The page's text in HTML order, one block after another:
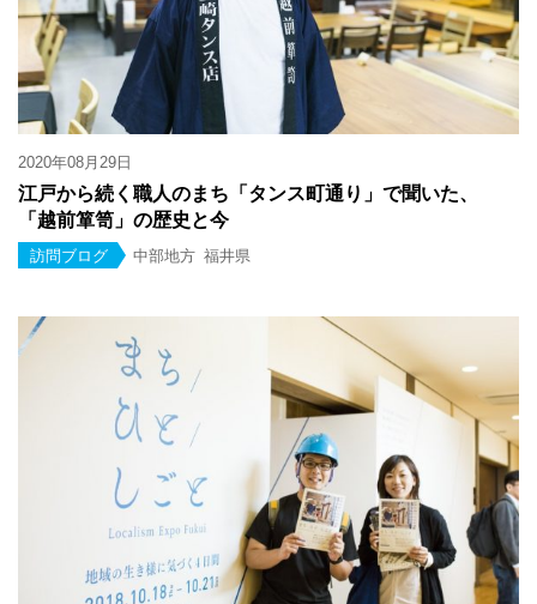
2020年08月29日
江戸から続く職人のまち「タンス町通り」で聞いた、
「越前箪笥」の歴史と今
訪問ブログ 中部地方 福井県